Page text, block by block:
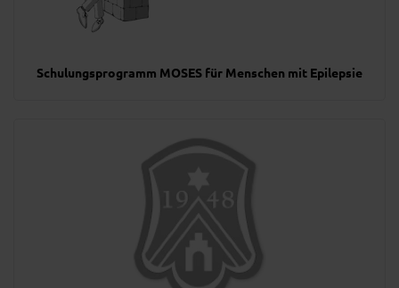
Schulungsprogramm MOSES für Menschen mit Epilepsie